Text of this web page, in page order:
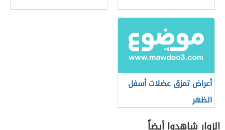
أعراض تمزق عضلات أسفل
الظهر